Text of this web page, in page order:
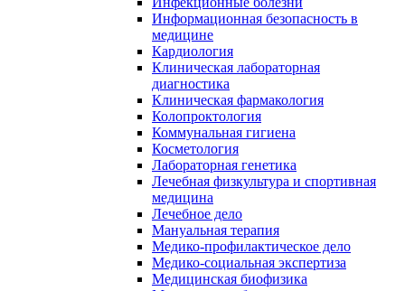
Информационная безопасность в
медицине
Кардиология
Клиническая лабораторная
диагностика
Клиническая фармакология
Колопроктология
Коммунальная гигиена
Косметология
Лабораторная генетика
Лечебная физкультура и спортивная
медицина
Лечебное дело
Мануальная терапия
Медико-профилактическое дело
Медико-социальная экспертиза
Медицинская биофизика